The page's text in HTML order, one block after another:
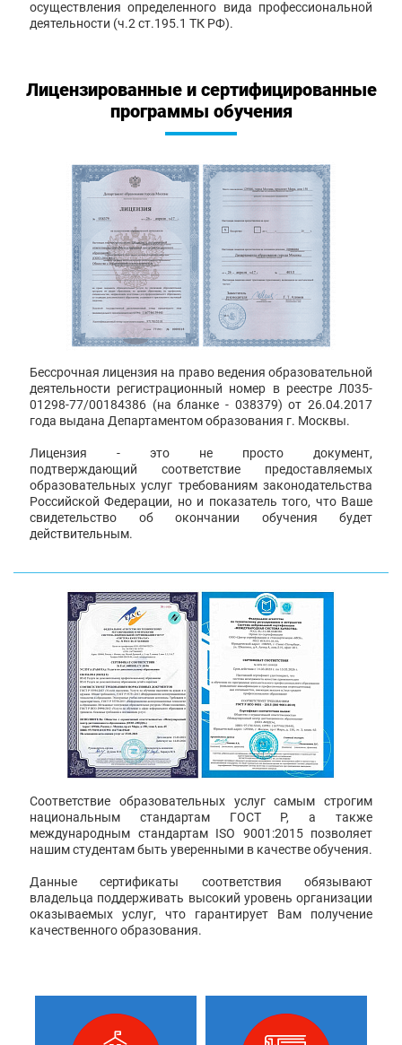
осуществления определенного вида профессиональной
деятельности (ч.2 ст.195.1 ТК РФ).
Лицензированные и сертифицированные
программы обучения
Бессрочная лицензия на право ведения образовательной
деятельности регистрационный номер в реестре Л035-
01298-77/00184386 (на бланке - 038379) от 26.04.2017
года выдана Департаментом образования г. Москвы.
Лицензия - это не просто документ,
подтверждающий соответствие предоставляемых
образовательных услуг требованиям законодательства
Российской Федерации, но и показатель того, что Ваше
свидетельство об окончании обучения будет
действительным.
Соответствие образовательных услуг самым строгим
национальным стандартам ГОСТ Р, а также
международным стандартам ISO 9001:2015 позволяет
нашим студентам быть уверенными в качестве обучения.
Данные сертификаты соответствия обязывают
владельца поддерживать высокий уровень организации
оказываемых услуг, что гарантирует Вам получение
качественного образования.